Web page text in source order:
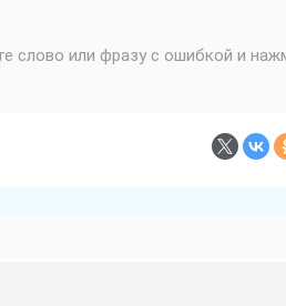
слово или фразу с ошибкой и